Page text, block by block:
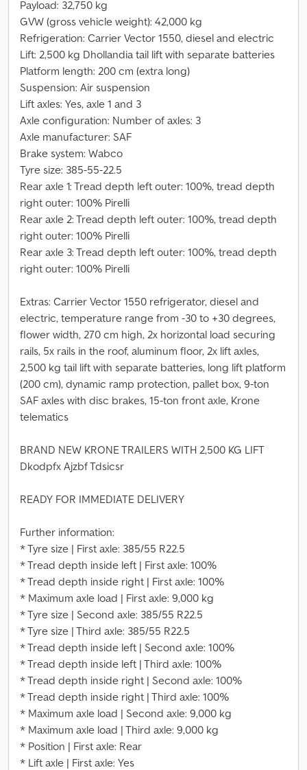
Payload: 32,750 kg
GVW (gross vehicle weight): 42,000 kg
Refrigeration: Carrier Vector 1550, diesel and electric
Lift: 2,500 kg Dhollandia tail lift with separate batteries
Platform length: 200 cm (extra long)
Suspension: Air suspension
Lift axles: Yes, axle 1 and 3
Axle configuration: Number of axles: 3
Axle manufacturer: SAF
Brake system: Wabco
Tyre size: 385-55-22.5
Rear axle 1: Tread depth left outer: 100%, tread depth
right outer: 100% Pirelli
Rear axle 2: Tread depth left outer: 100%, tread depth
right outer: 100% Pirelli
Rear axle 3: Tread depth left outer: 100%, tread depth
right outer: 100% Pirelli
Extras: Carrier Vector 1550 refrigerator, diesel and
electric, temperature range from -30 to +30 degrees,
flower width, 270 cm high, 2x horizontal load securing
rails, 5x rails in the roof, aluminum floor, 2x lift axles,
2,500 kg tail lift with separate batteries, long lift platform
(200 cm), dynamic ramp protection, pallet box, 9-ton
SAF axles with disc brakes, 15-ton front axle, Krone
telematics
BRAND NEW KRONE TRAILERS WITH 2,500 KG LIFT
Dkodpfx Ajzbf Tdsicsr
READY FOR IMMEDIATE DELIVERY
Further information:
* Tyre size | First axle: 385/55 R22.5
* Tread depth inside left | First axle: 100%
* Tread depth inside right | First axle: 100%
* Maximum axle load | First axle: 9,000 kg
* Tyre size | Second axle: 385/55 R22.5
* Tyre size | Third axle: 385/55 R22.5
* Tread depth inside left | Second axle: 100%
* Tread depth inside left | Third axle: 100%
* Tread depth inside right | Second axle: 100%
* Tread depth inside right | Third axle: 100%
* Maximum axle load | Second axle: 9,000 kg
* Maximum axle load | Third axle: 9,000 kg
* Position | First axle: Rear
* Lift axle | First axle: Yes